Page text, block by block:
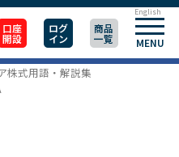
口座
開設
ログ
イン
商品
一覧 MENU
English
株式用語・解説集